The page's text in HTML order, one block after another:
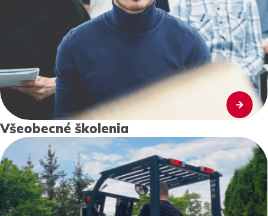
Všeobecné školenia